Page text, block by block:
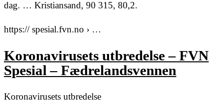
dag. … Kristiansand, 90 315, 80,2.
https:// spesial.fvn.no › …
Koronavirusets utbredelse – FVN
Spesial – Fædrelandsvennen
Koronavirusets utbredelse